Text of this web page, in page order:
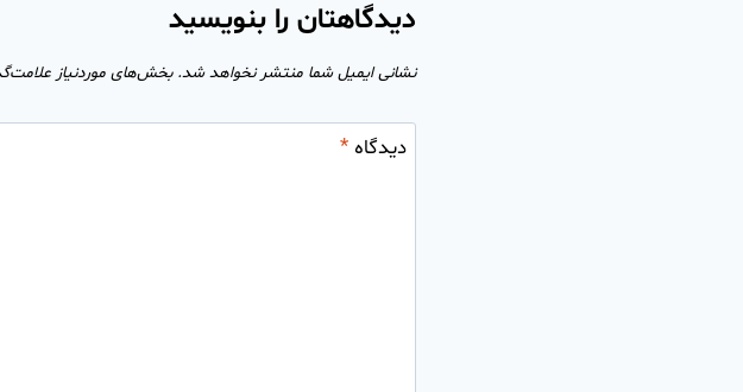
دیدگاهتان را بنویسید
نشانی ایمیل شما منتشر نخواهد شد. بخش‌های موردنیاز
دیدگاه*